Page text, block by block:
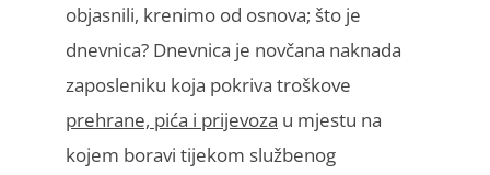
objasnili, krenimo od osnova; što je
dnevnica? Dnevnica je novčana naknada
zaposleniku koja pokriva troškove
prehrane, pića i prijevoza u mjestu na
kojem boravi tijekom službenog